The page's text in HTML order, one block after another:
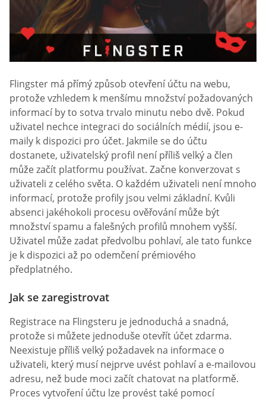
Flingster má přímý způsob otevření účtu na webu,
protože vzhledem k menšímu množství požadovaných
informací by to sotva trvalo minutu nebo dvě. Pokud
uživatel nechce integraci do sociálních médií, jsou e-
maily k dispozici pro účet. Jakmile se do účtu
dostanete, uživatelský profil není příliš velký a člen
může začít platformu používat. Začne konverzovat s
uživateli z celého světa. O každém uživateli není mnoho
informací, protože profily jsou velmi základní. Kvůli
absenci jakéhokoli procesu ověřování může být
množství spamu a falešných profilů mnohem vyšší.
Uživatel může zadat předvolbu pohlaví, ale tato funkce
je k dispozici až po odemčení prémiového
předplatného.
Jak se zaregistrovat
Registrace na Flingsteru je jednoduchá a snadná,
protože si můžete jednoduše otevřít účet zdarma.
Neexistuje příliš velký požadavek na informace o
uživateli, který musí nejprve uvést pohlaví a e-mailovou
adresu, než bude moci začít chatovat na platformě.
Proces vytvoření účtu lze provést také pomocí